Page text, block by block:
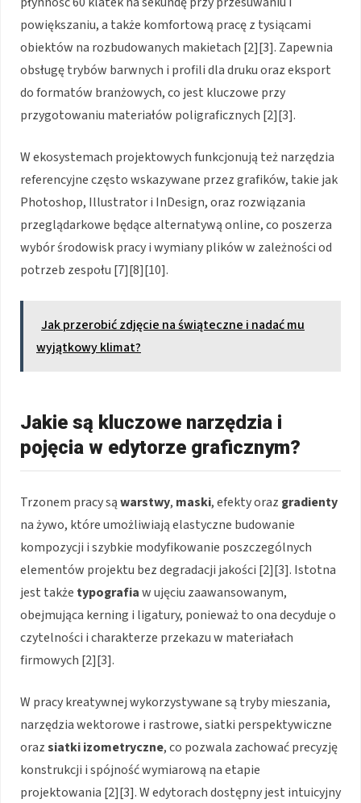
powiększaniu, a także komfortową pracę z tysiącami
obiektów na rozbudowanych makietach [2][3]. Zapewnia
obsługę trybów barwnych i profili dla druku oraz eksport
do formatów branżowych, co jest kluczowe przy
przygotowaniu materiałów poligraficznych [2][3].
W ekosystemach projektowych funkcjonują też narzędzia
referencyjne często wskazywane przez grafików, takie jak
Photoshop, Illustrator i InDesign, oraz rozwiązania
przeglądarkowe będące alternatywą online, co poszerza
wybór środowisk pracy i wymiany plików w zależności od
potrzeb zespołu [7][8][10].
Jak przerobić zdjęcie na świąteczne i nadać mu
wyjątkowy klimat?
Jakie są kluczowe narzędzia i
pojęcia w edytorze graficznym?
Trzonem pracy sąwarstwy, maski, efekty oraz gradienty
na żywo, które umożliwiają elastyczne budowanie
kompozycji i szybkie modyfikowanie poszczególnych
elementów projektu bez degradacji jakości [2][3]. Istotna
jest także typografiaw ujęciu zaawansowanym,
obejmująca kerning i ligatury, ponieważ to ona decyduje o
czytelności i charakterze przekazu w materiałach
firmowych [2][3].
W pracy kreatywnej wykorzystywane są tryby mieszania,
narzędzia wektorowe i rastrowe, siatki perspektywiczne
orazsiatki izometryczne, co pozwala zachować precyzję
konstrukcji i spójność wymiarową na etapie
projektowania [2][3]. W edytorach dostępny jest intuicyjny